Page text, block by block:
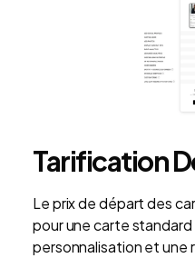
Tarification
Le prix de départ des
pour une carte
personnalisation et une